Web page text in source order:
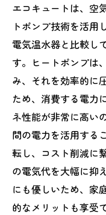
エコキュートは、空
トポンプ技術を活用
電気温水器と比較し
す。ヒートポンプは
み、それを効率的に
ため、消費する電力
ネ性能が非常に高い
間の電力を活用する
転し、コスト削減に
の電気代を大幅に抑
にも優しいため、家
的なメリットも享受